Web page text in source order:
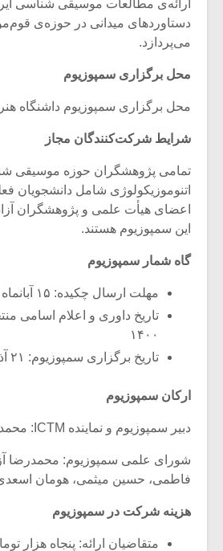
ارائه‌ی مطالعات موسیقی شناسی
دستاوردهای میدانی در حوزه‌ی
می‌پردازد.
محل برگزاری سمپوزیوم
محل برگزاری سمپوزیوم داشنگاه
شرایط شرکت‌کنندگان مجاز
تمامی پژوهشگران حوزه موسیقی
اتنوموزیکولوژی شامل دانشجویان
اعضای هیأت علمی و پژوهشگران
این سمپوزیوم هستند.
گاه شمار سمپوزیوم
مهلت ارسال چکیده: ۱۵ آبانماه ۱۴۰۰
۱۴۰۰
تاریخ برگزاری سمپوزیوم: ۲۱ آذر ماه ۱۴۰۰
ارکان سمپوزیوم
دبیر سمپوزیوم و نماینده ICTM: محمدرضا آزاده‌فر
شورای علمی سمپوزیوم: محمدرضا
فاطمی، حسین میثمی، هومان
هزینه شرکت در سمپوزیوم
متقاضیان ارائه: پنجاه هزار
میکلوش روژا
یادداشتی بر موسیقی
شیش و نیم»
اگر نمی توانی
مشهورترین باشی،